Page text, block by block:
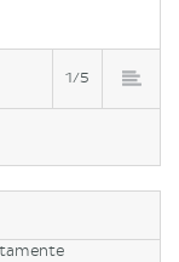
1/5